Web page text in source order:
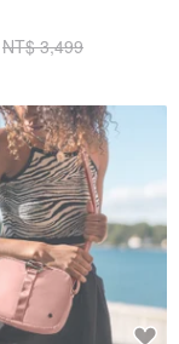
NT$ 3,499